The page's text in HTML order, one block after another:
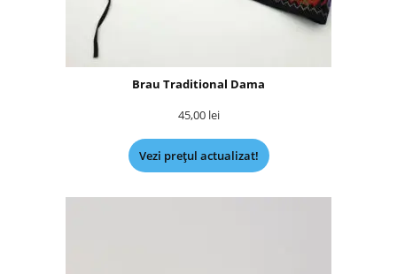
Brau Traditional Dama
45,00 lei
Vezi prețul actualizat!